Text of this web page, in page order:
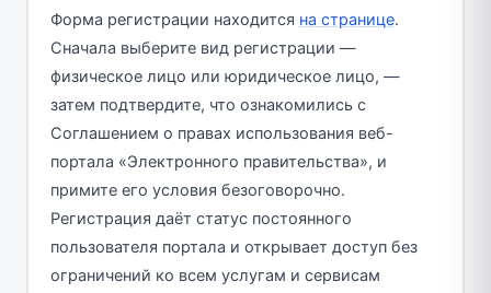
Форма регистрации находится на странице.
Сначала выберите вид регистрации —
физическое лицо или юридическое лицо, —
затем подтвердите, что ознакомились с
Соглашением о правах использования веб-
портала «Электронного правительства», и
примите его условия безоговорочно.
Регистрация даёт статус постоянного
пользователя портала и открывает доступ без
ограничений ко всем услугам и сервисам